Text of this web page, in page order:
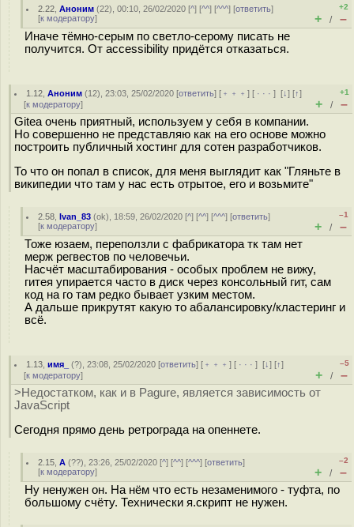
2.22 ,Аноним (22), 00:10, 26/02/2020 [^] [^^] [^^^] [ответить]
[к модератору]
+2
+ / –
Иначе тёмно-серым по светло-серому писать не
получится. От accessibility придётся отказаться.
1.12 ,Аноним (12), 23:03, 25/02/2020 [ответить] [ ﹢﹢﹢] [ · · ·][↓] [↑]
[к модератору]
+1
+ / –
Gitea очень приятный, используем у себя в компании.
Но совершенно не представляю как на его основе можно
построить публичный хостинг для сотен разработчиков.
То что он попал в список, для меня выглядит как "Гляньте в
википедии что там у нас есть отрытое, его и возьмите"
2.58 ,Ivan_83 (ok), 18:59, 26/02/2020 [^] [^^] [^^^] [ответить]
[к модератору]
–1
+ / –
Тоже юзаем, переползли с фабрикатора тк там нет
мерж регвестов по человечьи.
Насчёт масштабирования - особых проблем не вижу,
гитея упирается часто в диск через консольный гит, сам
код на го там редко бывает узким местом.
А дальше прикрутят какую то абалансировку/кластеринг и
всё.
1.13 ,имя_ (?), 23:08, 25/02/2020 [ответить] [ ﹢﹢﹢] [ · · ·][↓] [↑]
[к модератору]
–5
+ / –
>Недостатком, как и в Pagure, является зависимость от
JavaScript
Сегодня прямо день ретрограда на опеннете.
2.15 ,А (??), 23:26, 25/02/2020 [^] [^^] [^^^] [ответить]
[к модератору]
–2
+ / –
Ну ненужен он. На нём что есть незаменимого - туфта, по
большому счёту. Технически я.скрипт не нужен.